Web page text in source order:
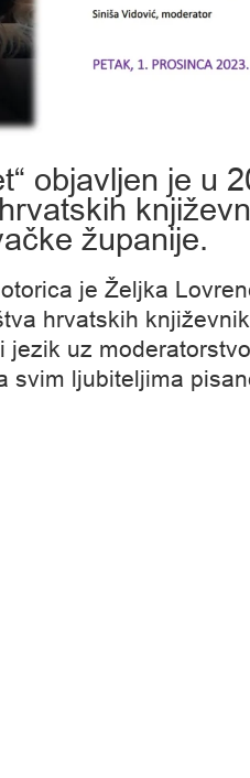
objavljen je u
županije.
je Željka
hrvatskih
jezik uz
svim ljubiteljima